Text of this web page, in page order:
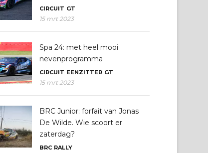
CIRCUIT GT
15 mrt 2023
Spa 24: met heel mooi
nevenprogramma
CIRCUIT EENZITTER GT
15 mrt 2023
BRC Junior: forfait van Jonas
De Wilde. Wie scoort er
zaterdag?
BRC RALLY